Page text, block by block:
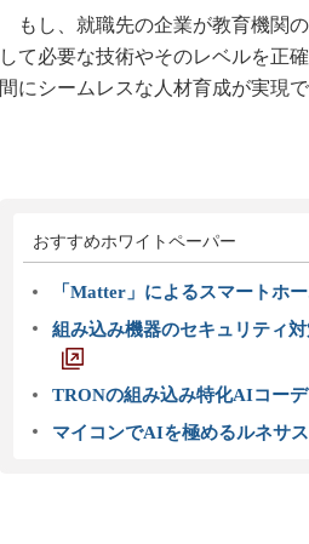
もし、就職先の企業が教育機関
して必要な技術やそのレベルを正
間にシームレスな人材育成が実現
おすすめホワイトペーパー
「Matter」によるスマートホ
組み込み機器のセキュリティ
TRONの組み込み特化AIコー
マイコンでAIを極めるルネサ